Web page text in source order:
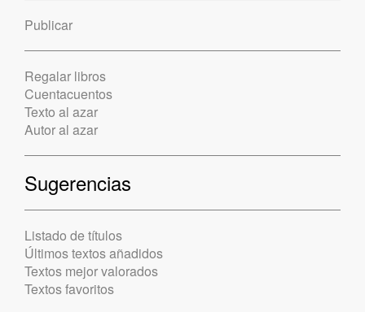
Publicar
Regalar libros
Cuentacuentos
Texto al azar
Autor al azar
Sugerencias
Listado de títulos
Últimos textos añadidos
Textos mejor valorados
Textos favoritos